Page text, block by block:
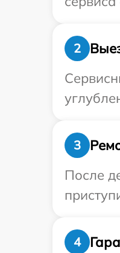
2
3
После
4